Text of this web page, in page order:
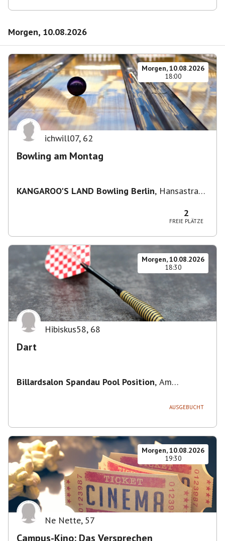
Morgen, 10.08.2026
Morgen, 10.08.2026
18:00
ichwill07, 62
Bowling am Montag
KANGAROO'S LAND Bowling Berlin, Hansastraße
2
FREIE PLÄTZE
Morgen, 10.08.2026
18:30
Hibiskus58, 68
Dart
Billardsalon Spandau Pool Position, Am
AUSGEBUCHT
Morgen, 10.08.2026
19:30
Ne Nette, 57
Campus-Kino: Das Versprechen